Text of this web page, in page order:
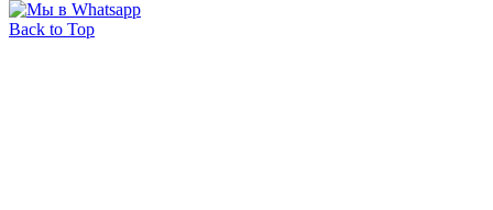
Back to Top